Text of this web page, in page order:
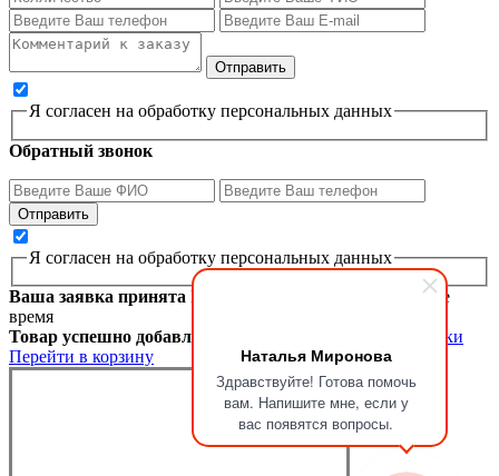
Наталья Миронова
Здравствуйте! Готова помочь
вам. Напишите мне, если у
вас появятся вопросы.
Я согласен на обработку персональных данных
Обратный звонок
Я согласен на обработку персональных данных
Ваша заявка принята Мы перезвоним вам в ближайшее
время
Товар успешно добавлен в корзину
Продолжить покупки
Перейти в корзину